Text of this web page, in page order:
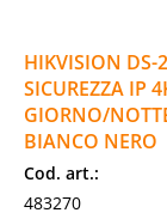
HIKVISION DS-
SICUREZZA IP
GIORNO/
BIANCO NERO
Cod. art.:
483270